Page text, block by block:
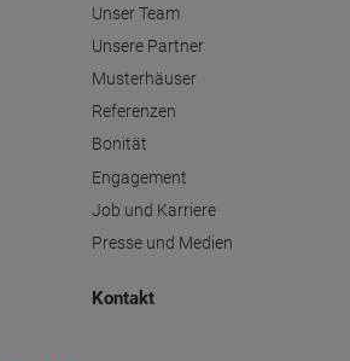
Unser Team
Unsere Partner
Musterhäuser
Referenzen
Bonität
Engagement
Job und Karriere
Presse und Medien
Kontakt